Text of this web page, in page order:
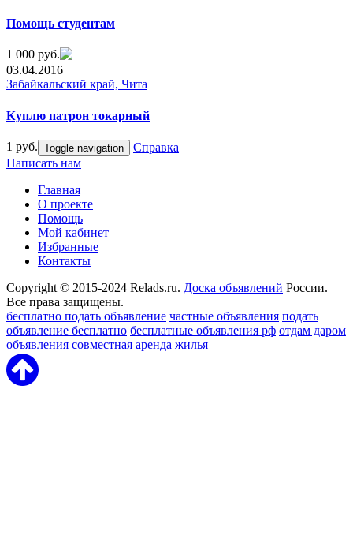
Помощь студентам
1 000 руб.
03.04.2016
Забайкальский край, Чита
Куплю патрон токарный
1 руб. Toggle navigation
Справка
Написать нам
Главная
О проекте
Помощь
Мой кабинет
Избранные
Контакты
Copyright © 2015-2024 Relads.ru. Доска объявлений России.
Все права защищены.
бесплатно подать объявление частные объявления подать
объявление бесплатно бесплатные объявления рф отдам даром
объявления совместная аренда жилья